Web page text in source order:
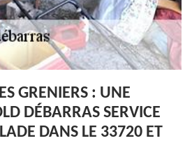
GRENIERS : UNE
DÉBARRAS SERVICE
DANS LE 33720 ET